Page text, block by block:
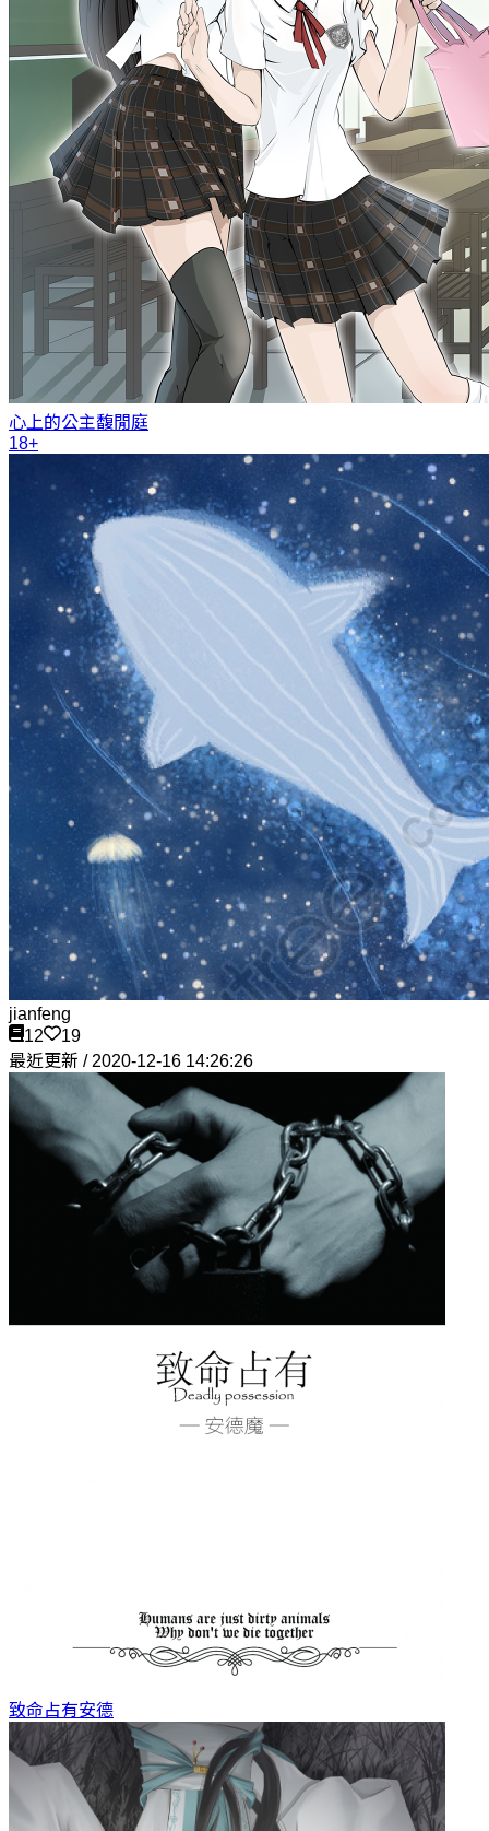
心上的公主馥閒庭
18+
jianfeng
12
19
最近更新 / 2020-12-16 14:26:26
致命占有安德